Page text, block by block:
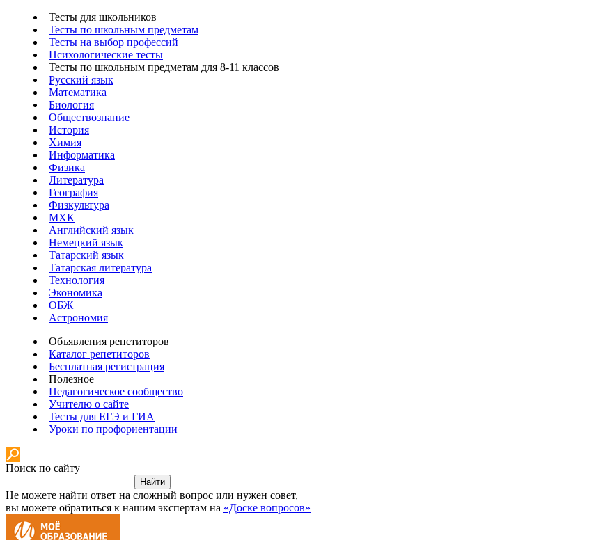
Тесты для школьников
Тесты по школьным предметам
Тесты на выбор профессий
Психологические тесты
Тесты по школьным предметам для 8-11 классов
Русский язык
Математика
Биология
Обществознание
История
Химия
Информатика
Физика
Литература
География
Физкультура
МХК
Английский язык
Немецкий язык
Татарский язык
Татарская литература
Технология
Экономика
ОБЖ
Астрономия
Объявления репетиторов
Каталог репетиторов
Бесплатная регистрация
Полезное
Педагогическое сообщество
Учителю о сайте
Тесты для ЕГЭ и ГИА
Уроки по профориентации
Поиск по сайту
Найти
Не можете найти ответ на сложный вопрос или нужен совет,
вы можете обратиться к нашим экспертам на «Доске вопросов»